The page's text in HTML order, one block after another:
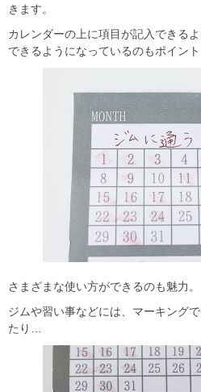
きます。
カレンダーの上に項目が記入できる
できるようになっているのもポイント
さまざまな使い方ができるのも魅力。
ジムや習い事などには、マーキング
たり…